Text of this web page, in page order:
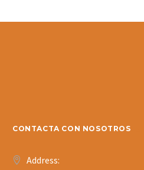
CONTACTA CON NOSOTROS
Address: